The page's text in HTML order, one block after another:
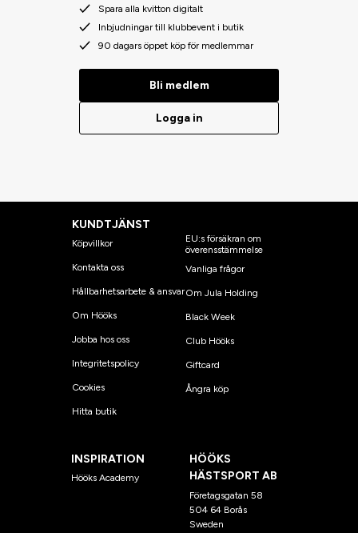
Spara alla kvitton digitalt
Inbjudningar till klubbevent i butik
90 dagars öppet köp för medlemmar
Bli medlem
Logga in
KUNDTJÄNST
Köpvillkor
Kontakta oss
Hållbarhetsarbete & ansvar
Om Hööks
Jobba hos oss
Integritetspolicy
Cookies
Hitta butik
EU:s försäkran om
överensstämmelse
Vanliga frågor
Om Jula Holding
Black Week
Club Hööks
Giftcard
Ångra köp
INSPIRATION
Hööks Academy
HÖÖKS
HÄSTSPORT AB
Företagsgatan 58
504 64 Borås
Sweden